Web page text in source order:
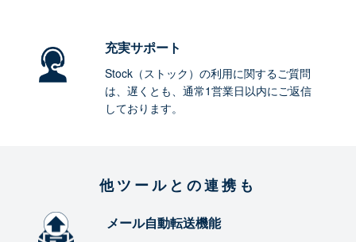
充実サポート
Stock（ストック）の利用に関するご質問
は、遅くとも、通常1営業日以内にご返信
しております。
他ツールとの連携も
メール自動転送機能